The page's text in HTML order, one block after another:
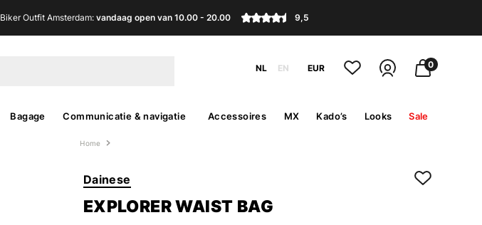
Biker Outfit Amsterdam: vandaag open van 10.00 - 20.00 9,5
NL EN EUR 0
Bagage Communicatie & navigatie Accessoires MX Kado’s Looks Sale
Home
Dainese
EXPLORER WAIST BAG